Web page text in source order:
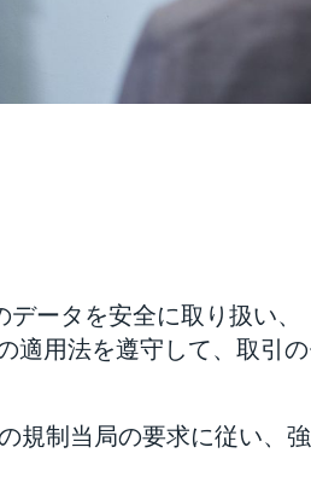
ータを安全に取り扱い、
適用法を遵守して、取引
規制当局の要求に従い、